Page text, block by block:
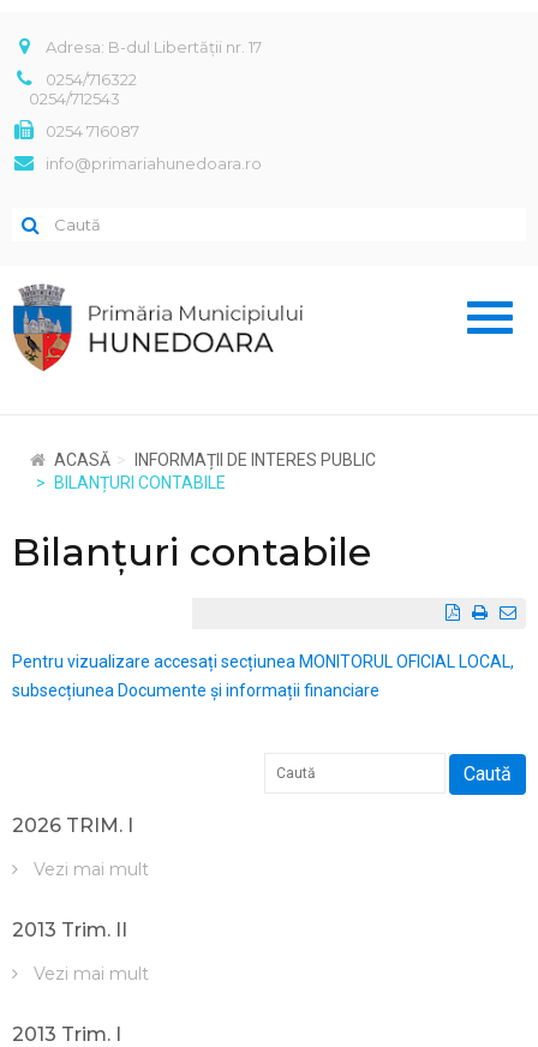
Adresa: B-dul Libertății nr. 17
0254/716322
0254/712543
0254 716087
info@primariahunedoara.ro
ACASĂ
INFORMAȚII DE INTERES PUBLIC
BILANȚURI CONTABILE
Bilanțuri contabile
Pentru vizualizare accesați secțiunea MONITORUL OFICIAL LOCAL,
subsecțiunea Documente și informații financiare
Caută
2026 TRIM. I
Vezi mai mult
2013 Trim. II
Vezi mai mult
2013 Trim. I